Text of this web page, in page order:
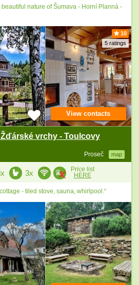
beautiful nature of Šumava - Horní Planná -
10
5 ratings
vrchy - Toulcovy
Proseč map
View contacts
3x
Price list
HERE
- tiled stove, sauna, whirlpool.“